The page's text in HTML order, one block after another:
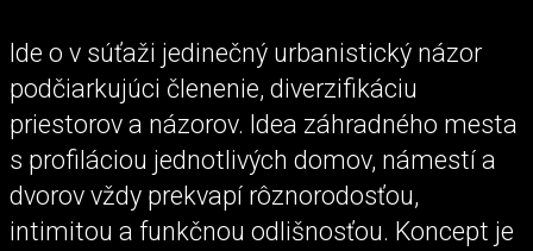
Ide o v súťaži jedinečný urbanistický názor
podčiarkujúci členenie, diverzifikáciu
priestorov a názorov. Idea záhradného mesta
s profiláciou jednotlivých domov, námestí a
dvorov vždy prekvapí rôznorodosťou,
intimitou a funkčnou odlišnosťou. Koncept je